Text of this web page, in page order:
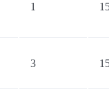
1
3